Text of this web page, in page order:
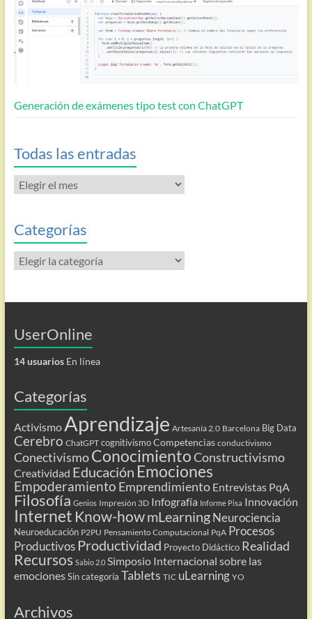
Generación de exámenes tipo test con ChatGPT
Todas las entradas
Todas
las
Categorías
Categorías
UserOnline
14 usuariosEn línea
Categorías
Activismo Aprendizaje Artesanía 2.0 Barcelona Big Data
Cerebro ChatGPT cognitivismo Competencias conductivismo
ConectivismoConocimientoConstructivismo
Creatividad Educación Emociones
Empoderamiento Emprendimiento Entrevistas PqA
Filosofía Genios Impresión 3D Infografía Informe Pisa Innovación
Internet Know-howmLearning Neurociencia
Neuroeducación P2PU Pensamiento Computacional PqA Procesos
Productivos Productividad Proyecto Didáctico Realidad
Recursos Sabio 2.0 Simposio Internacional sobre las
emociones Sin categoría Tablets TIC uLearning YO
Archivos